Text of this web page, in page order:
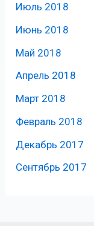
Июль 2018
Июнь 2018
Май 2018
Апрель 2018
Март 2018
Февраль 2018
Декабрь 2017
Сентябрь 2017